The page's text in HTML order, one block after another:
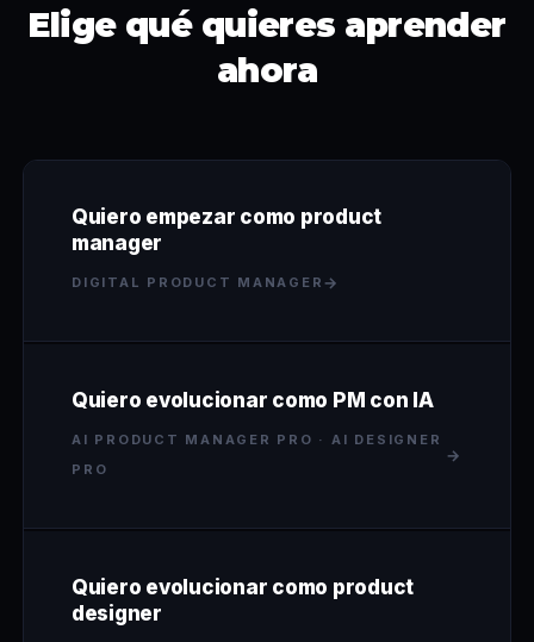
Elige qué quieres aprender
ahora
Quiero empezar como product
manager
DIGITAL PRODUCT MANAGER →
Quiero evolucionar como PM con IA
AI PRODUCT MANAGER PRO · AI DESIGNER
PRO
→
Quiero evolucionar como product
designer